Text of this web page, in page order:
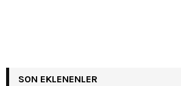
SON EKLENENLER